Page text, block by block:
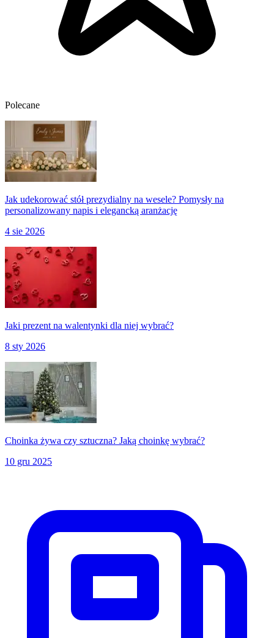
Polecane
Jak udekorować stół prezydialny na wesele? Pomysły na
personalizowany napis i elegancką aranżację
4 sie 2026
Jaki prezent na walentynki dla niej wybrać?
8 sty 2026
Choinka żywa czy sztuczna? Jaką choinkę wybrać?
10 gru 2025